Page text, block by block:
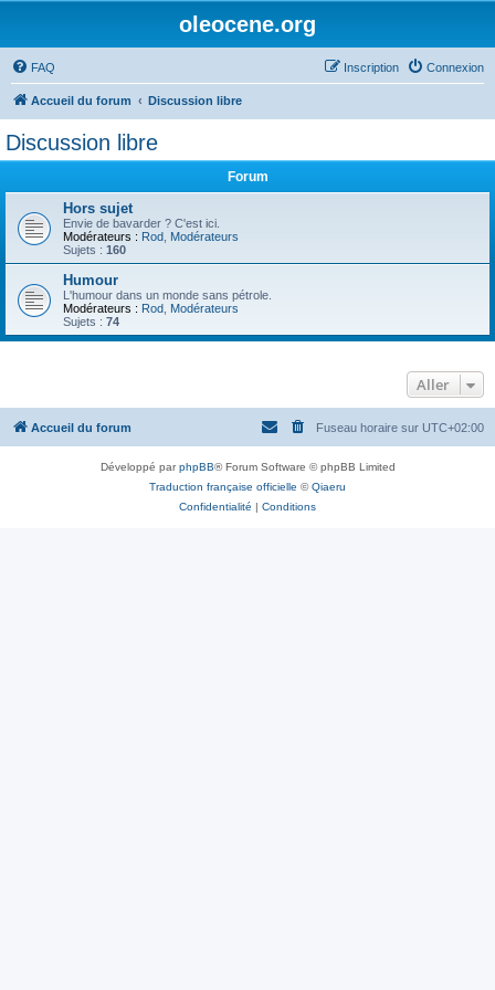
oleocene.org
FAQ Connexion
Inscription
Accueil du forum Discussion libre
Discussion libre
Forum
Hors sujet
Envie de bavarder ? C'est ici.
Modérateurs : Rod Modérateurs
Sujets : 160
Humour
L'humour dans un monde sans pétrole.
Modérateurs : Rod Modérateurs
Sujets : 74
Aller
Accueil du forum Fuseau horaire sur UTC+02:00
Développé parphpBB® Forum Software © phpBB Limited
Traduction française officielle ©Qiaeru
Confidentialité | Conditions